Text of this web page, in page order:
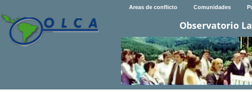
Areas de conflicto Comunidades
Observatorio